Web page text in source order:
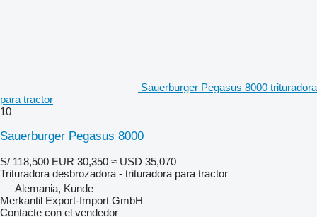
Sauerburger Pegasus 8000 trituradora
para tractor
10
Sauerburger Pegasus 8000
S/ 118,500 EUR 30,350 ≈ USD 35,070
Trituradora desbrozadora - trituradora para tractor
Alemania, Kunde
Merkantil Export-Import GmbH
Contacte con el vendedor